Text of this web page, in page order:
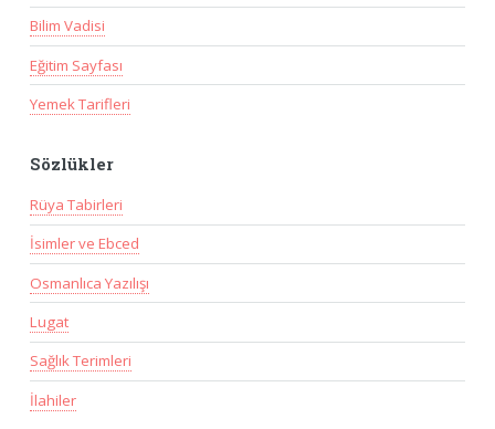
Bilim Vadisi
Eğitim Sayfası
Yemek Tarifleri
Sözlükler
Rüya Tabirleri
İsimler ve Ebced
Osmanlıca Yazılışı
Lugat
Sağlık Terimleri
İlahiler